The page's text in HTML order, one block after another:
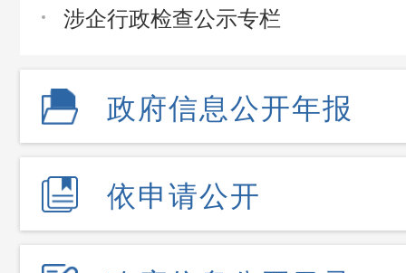
涉企行政检查公示专栏
政府信息公开年报
依申请公开